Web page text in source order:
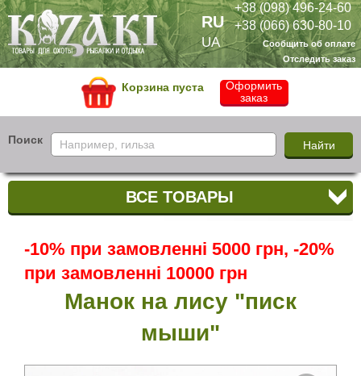
+38 (098) 496-24-60
+38 (066) 630-80-10
Сообщить об оплате
Отследить заказ
RU
UA
Корзина пуста
Оформить
заказ
Поиск
ВСЕ ТОВАРЫ
-10% при замовленні 5000 грн, -20%
при замовленні 10000 грн
Манок на лису "писк
мыши"